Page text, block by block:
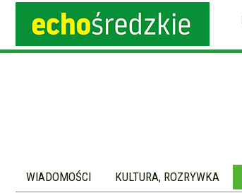
WIADOMOŚCI KULTURA, ROZRYWKA